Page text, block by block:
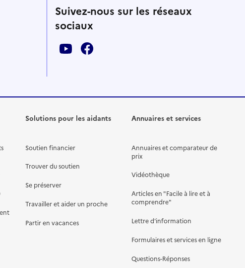
Suivez-nous sur les réseaux
sociaux
Solutions pour les aidants
Soutien financier
Trouver du soutien
Se préserver
Travailler et aider un proche
Partir en vacances
Annuaires et services
Annuaires et comparateur de
prix
Vidéothèque
Articles en "Facile à lire et à
comprendre"
Lettre d'information
Formulaires et services en ligne
Questions-Réponses